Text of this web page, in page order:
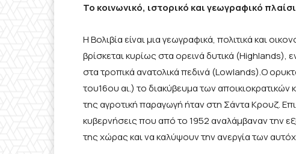
Το κοινωνικό, ιστορικό και γεωγραφικό
Η Βολιβία είναι μια γεωγραφικά, πολιτικά και
βρίσκεται κυρίως στα ορεινά δυτικά (Highlands),
στα τροπικά ανατολικά πεδινά (Lowlands).Ο
του16ου αι.) το διακύβευμα των
της αγροτική παραγωγή ήταν στη Σάντα Κρουζ.
κυβερνήσεις που από το 1952 αναλάμβαναν την
της χώρας και να καλύψουν την ανεργία των